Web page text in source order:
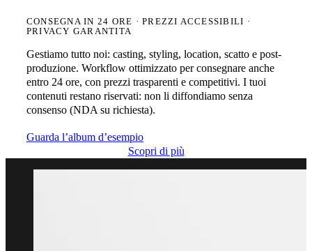
CONSEGNA IN 24 ORE · PREZZI ACCESSIBILI ·
PRIVACY GARANTITA
Gestiamo tutto noi: casting, styling, location, scatto e post-
produzione. Workflow ottimizzato per consegnare anche
entro 24 ore, con prezzi trasparenti e competitivi. I tuoi
contenuti restano riservati: non li diffondiamo senza
consenso (NDA su richiesta).
Guarda l’album d’esempio
Scopri di più